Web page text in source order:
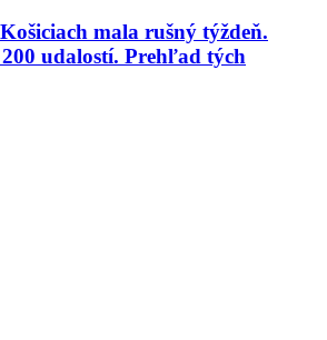
mala rušný týždeň.
udalostí. Prehľad tých